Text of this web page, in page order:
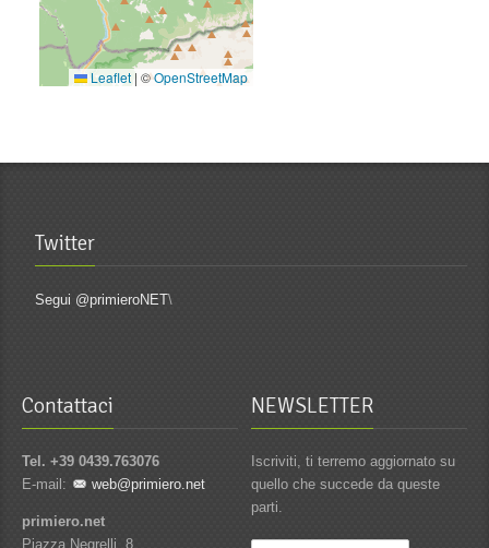
Leaflet | ©OpenStreetMap
Twitter
Segui @primieroNET\
Contattaci
Tel. +39 0439.763076
E-mail:
web@primiero.net
primiero.net
Piazza Negrelli, 8
NEWSLETTER
Iscriviti, ti terremo aggiornato su
quello che succede da queste
parti.